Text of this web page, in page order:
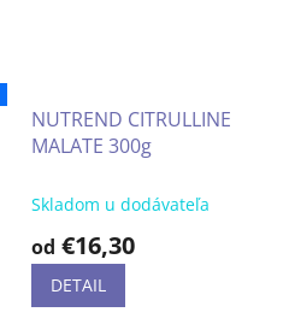
NUTREND CITRULLINE
MALATE 300g
Skladom u dodávateľa
od €16,30
DETAIL